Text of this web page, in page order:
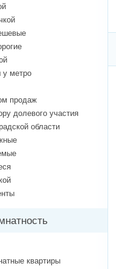
у метро
продаж
долевого участия
области
квартиры